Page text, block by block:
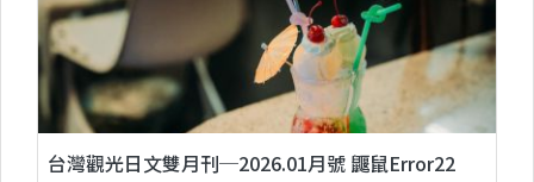
台灣觀光日文雙月刊─2026.01月號 鼴鼠Error22